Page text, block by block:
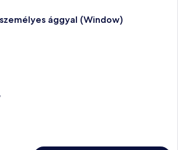
ággyal (Window)